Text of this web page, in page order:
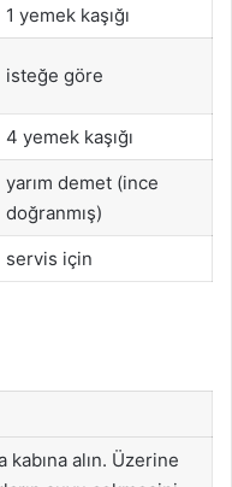
1 yemek kaşığı
isteğe göre
4 yemek kaşığı
yarım demet (ince
doğranmış)
servis için
alın. Üzerine